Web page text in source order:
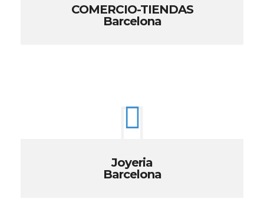
COMERCIO-TIENDAS
Barcelona
Joyeria
Barcelona